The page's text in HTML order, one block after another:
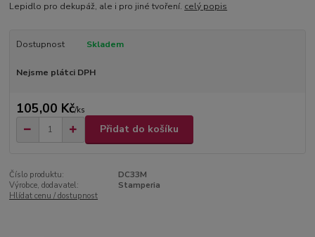
Lepidlo pro dekupáž, ale i pro jiné tvoření. celý popis
Dostupnost Skladem
Nejsme plátci DPH
105,00 Kč/ks
Přidat do košíku
Číslo produktu:
DC33M
Výrobce, dodavatel:
Stamperia
Hlídat cenu / dostupnost